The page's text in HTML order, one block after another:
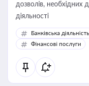
дозволів, необхідних
діяльності
Банківська діяльність
Фінансові послуги